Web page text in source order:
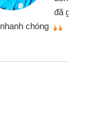
việc của